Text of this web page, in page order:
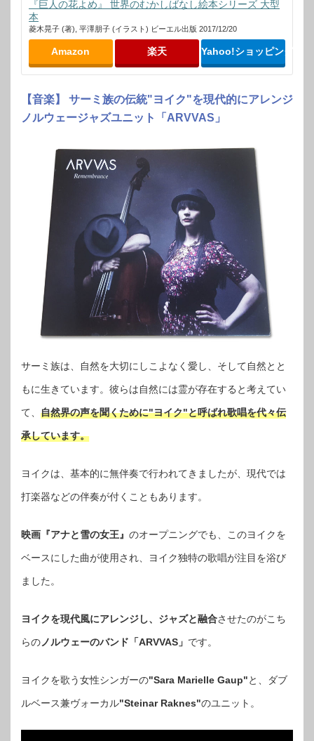
『巨人の花よめ』 世界のむかしばなし絵本シリーズ 大型
本
菱木晃子 (著), 平澤朋子 (イラスト) ビーエル出版 2017/12/20
Amazon 楽天 Yahoo!ショッピング
【音楽】 サーミ族の伝統"ヨイク"を現代的にアレンジ
ノルウェージャズユニット「ARVVAS」
サーミ族は、自然を大切にしこよなく愛し、そして自然とと
もに生きています。彼らは自然には霊が存在すると考えてい
て、 自然界の声を聞くために"ヨイク"と呼ばれ歌唱を代々伝
承しています。
ヨイクは、基本的に無伴奏で行われてきましたが、現代では
打楽器などの伴奏が付くこともあります。
映画『アナと雪の女王』 のオープニングでも、このヨイクを
ベースにした曲が使用され、ヨイク独特の歌唱が注目を浴び
ました。
ヨイクを現代風にアレンジし、ジャズと融合させたのがこち
らのノルウェーのバンド「ARVVAS」 です。
ヨイクを歌う女性シンガーの"Sara Marielle Gaup"と、ダブ
ルベース兼ヴォーカル"Steinar Raknes"のユニット。